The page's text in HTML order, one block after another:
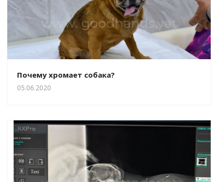
Почему хромает собака?
05.06.2020